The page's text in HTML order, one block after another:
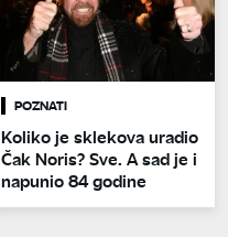
POZNATI
Koliko je sklekova uradio
Čak Noris? Sve. A sad je i
napunio 84 godine